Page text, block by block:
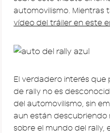
automovilismo. Mientras
vídeo del tráiler en este
El verdadero interés que
de rally no es
del automovilismo, sin
aun están descubriendo
sobre el mundo del